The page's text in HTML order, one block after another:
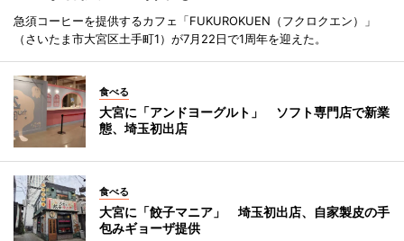
急須コーヒーを提供するカフェ「FUKUROKUEN（フクロクエン）」
（さいたま市大宮区土手町1）が7月22日で1周年を迎えた。
食べる
大宮に「アンドヨーグルト」 ソフト専門店で新業
態、埼玉初出店
食べる
大宮に「餃子マニア」 埼玉初出店、自家製皮の手
包みギョーザ提供